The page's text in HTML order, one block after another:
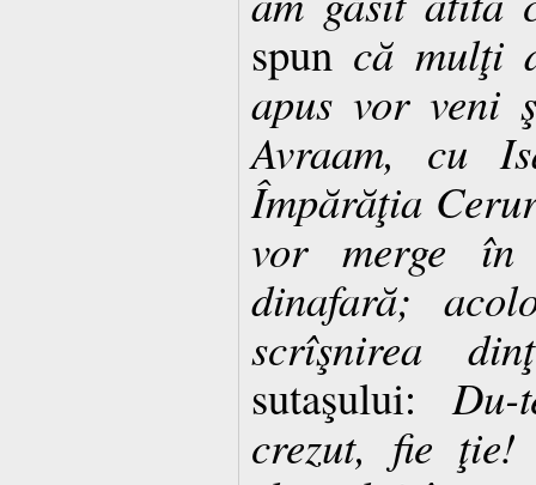
spun că mulţi
apus vor veni
Avraam, cu
Împărăţia
vor merge
dinafară;
scrîşnirea
sutaşului:
crezut, fie ţie!